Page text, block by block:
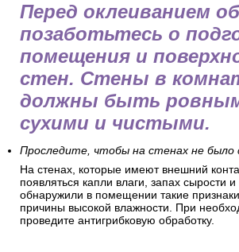
Перед оклеиванием
позаботьтесь о
помещения и
стен. Стены в
должны быть
сухими и чистыми.
Проследите, чтобы на стенах не было
На стенах, которые имеют внешний
появляться капли влаги, запах сырости
обнаружили в помещении такие
причины высокой влажности. При
проведите антигрибковую обработку.